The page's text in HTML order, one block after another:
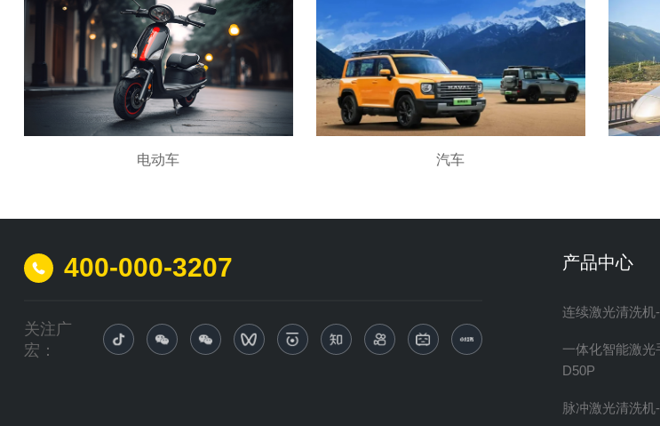
电动车 汽车
400-000-3207
关注广
宏：
产品中心
连续激光清洗机
一体化智能激光
D50P
脉冲激光清洗机